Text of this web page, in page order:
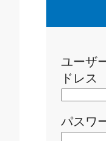
ユーザ
ドレス
パスワ